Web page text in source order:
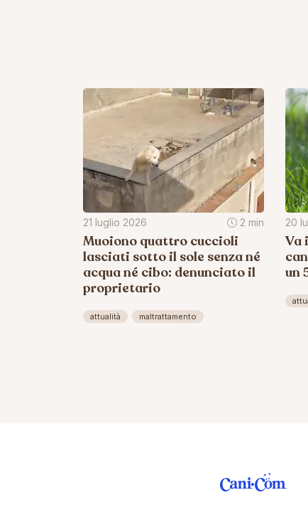
21 luglio 2026 2 min
Muoiono quattro cuccioli
lasciati sotto il sole senza né
acqua né cibo: denunciato il
proprietario
attualità maltrattamento
20
Va
un